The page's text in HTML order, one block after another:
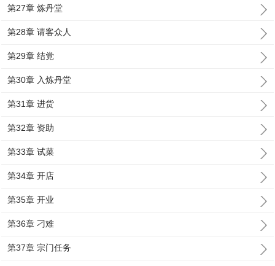
第27章 炼丹堂
第28章 请客众人
第29章 结党
第30章 入炼丹堂
第31章 进货
第32章 资助
第33章 试菜
第34章 开店
第35章 开业
第36章 刁难
第37章 宗门任务